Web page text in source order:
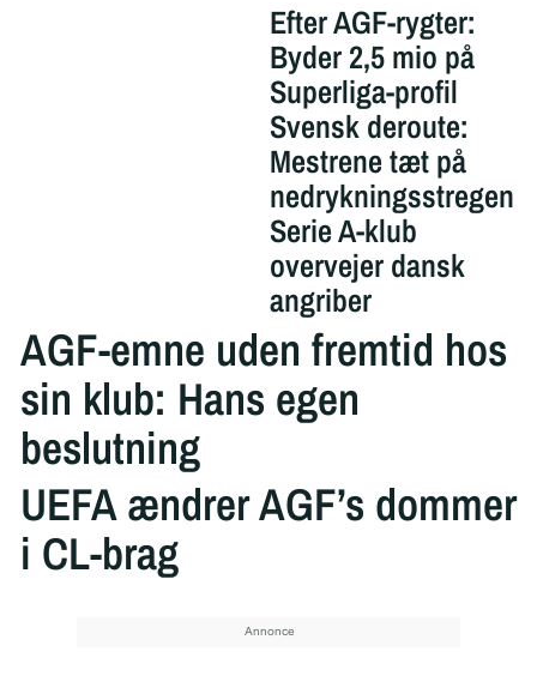
Efter AGF-rygter:
Byder 2,5 mio på
Superliga-profil
Svensk deroute:
Mestrene tæt på
nedrykningsstregen
Serie A-klub
overvejer dansk
angriber
AGF-emne uden fremtid hos
sin klub: Hans egen
beslutning
UEFA ændrer AGF’s dommer
i CL-brag